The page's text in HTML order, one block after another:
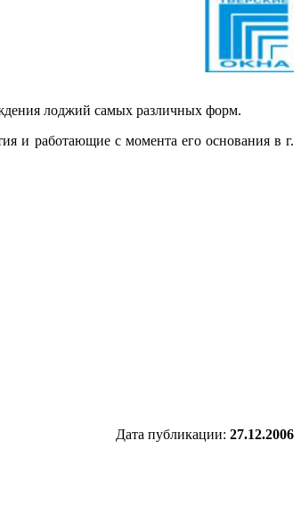
лоджий самых различных форм.
и работающие с момента его основания в г.
Дата публикации: 27.12.2006